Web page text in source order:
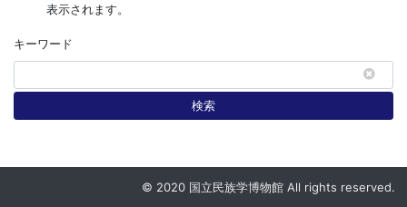
表示されます。
キーワード
検索
© 2020 国立民族学博物館 All rights reserved.